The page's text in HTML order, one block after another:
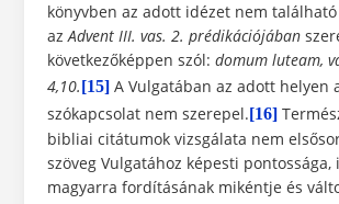
könyvben az adott idézet nem
azAdvent III. vas. 2. prédikációjában
következőképpen szól: domum luteam,
4,10.[15]A Vulgatában az adott helyen
szókapcsolat nem szerepel.[16]
bibliai citátumok vizsgálata nem
szöveg Vulgatához képesti pontossága,
magyarra fordításának mikéntje és